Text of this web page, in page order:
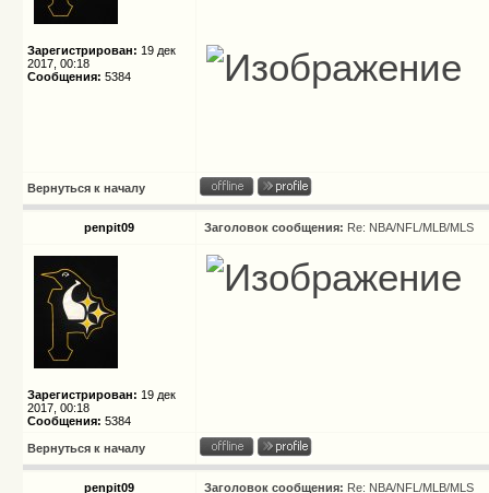
Зарегистрирован: 19 дек
2017, 00:18
Сообщения: 5384
Вернуться к началу
penpit09 Заголовок сообщения: Re: NBA/NFL/MLB/MLS
Зарегистрирован: 19 дек
2017, 00:18
Сообщения: 5384
Вернуться к началу
penpit09 Заголовок сообщения: Re: NBA/NFL/MLB/MLS